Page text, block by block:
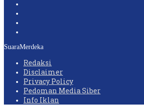
SuaraMerdeka
Redaksi
Disclaimer
Privacy Policy
Pedoman Media Siber
Info Iklan